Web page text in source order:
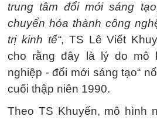
trung tâm đổi mới sáng
chuyển hóa thành công
trị kinh tế“, TS Lê Viết
cho rằng đây là lý do mô
nghiệp - đổi mới sáng tạo“
cuối thập niên 1990.
Theo TS Khuyến, mô hình